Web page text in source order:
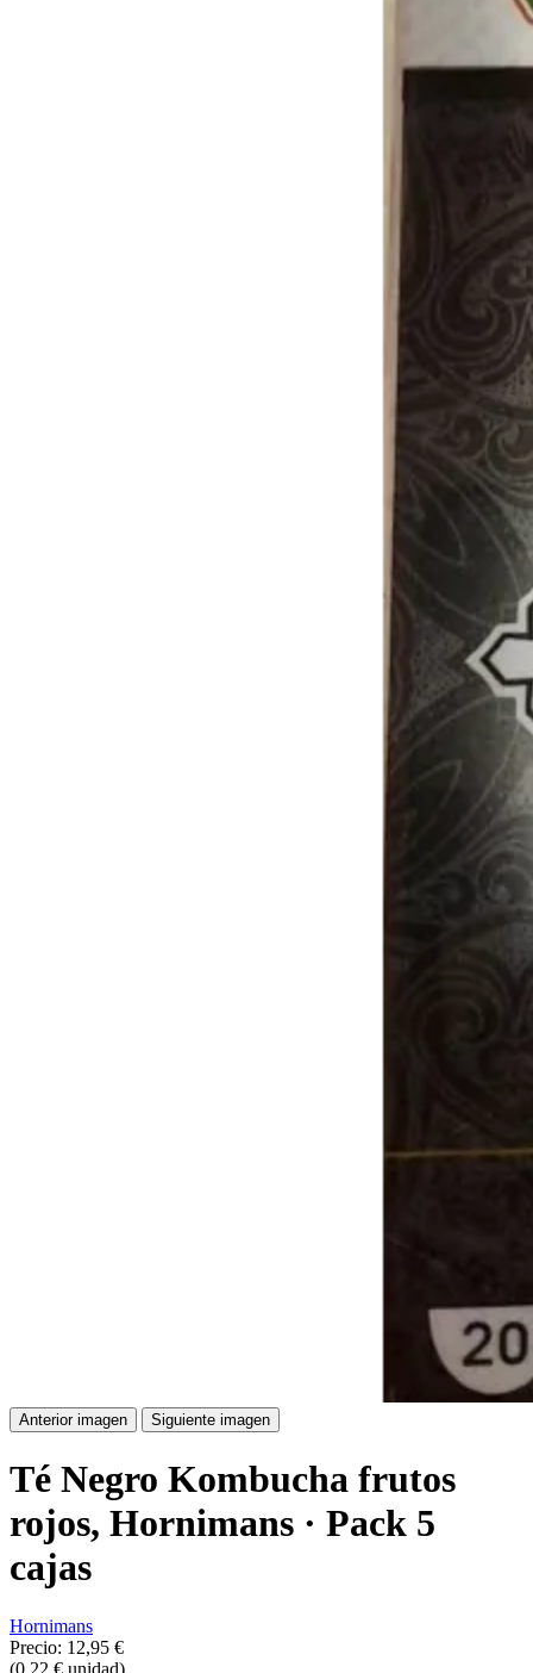
Anterior imagen Siguiente imagen
Té Negro Kombucha frutos
rojos, Hornimans · Pack 5
cajas
Hornimans
Precio: 12,95 €
(0,22 € unidad)